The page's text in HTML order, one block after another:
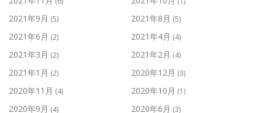
2021年9月 (5) 2021年8月 (5)
2021年6月 (2) 2021年4月 (4)
2021年3月 (2) 2021年2月 (4)
2021年1月 (2) 2020年12月 (3)
2020年11月 (4) 2020年10月 (1)
2020年9月 (4) 2020年6月 (3)